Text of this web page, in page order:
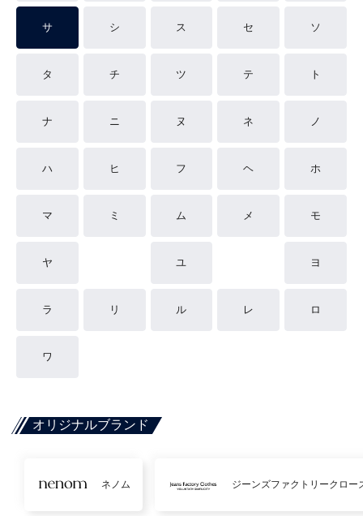
サ シ ス セ ソ
タ チ ツ テ ト
ナ ニ ヌ ネ ノ
ハ ヒ フ ヘ ホ
マ ミ ム メ モ
ヤ ユ ヨ
ラ リ ル レ ロ
ワ
オリジナルブランド
ネノム ジーンズファクトリークロー